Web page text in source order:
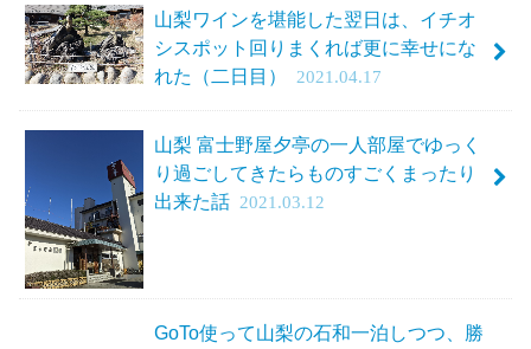
山梨ワインを堪能した翌日は、イチオ
シスポット回りまくれば更に幸せにな
れた（二日目）
2021.04.17
山梨 富士野屋夕亭の一人部屋でゆっく
り過ごしてきたらものすごくまったり
出来た話 2021.03.12
GoTo使って山梨の石和一泊しつつ、勝